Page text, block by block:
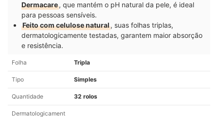
Dermacare, que mantém o pH natural da pele, é ideal
para pessoas sensíveis.
Feito com celulose natural, suas folhas triplas,
dermatologicamente testadas, garantem maior absorção
e resistência.
Folha Tripla
Tipo Simples
Quantidade 32 rolos
Dermatologicament